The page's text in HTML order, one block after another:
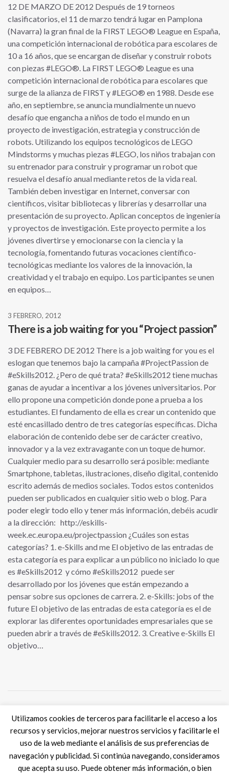
12 DE MARZO DE 2012 Después de 19 torneos
clasificatorios, el 11 de marzo tendrá lugar en Pamplona
(Navarra) la gran final de la FIRST LEGO® League en España,
una competición internacional de robótica para escolares de
10 a 16 años, que se encargan de diseñar y construir robots
con piezas #LEGO®. La FIRST LEGO® League es una
competición internacional de robótica para escolares que
surge de la alianza de FIRST y #LEGO® en 1988. Desde ese
año, en septiembre, se anuncia mundialmente un nuevo
desafío que engancha a niños de todo el mundo en un
proyecto de investigación, estrategia y construcción de
robots. Utilizando los equipos tecnológicos de LEGO
Mindstorms y muchas piezas #LEGO, los niños trabajan con
su entrenador para construir y programar un robot que
resuelva el desafío anual mediante retos de la vida real.
También deben investigar en Internet, conversar con
científicos, visitar bibliotecas y librerías y desarrollar una
presentación de su proyecto. Aplican conceptos de ingeniería
y proyectos de investigación. Este proyecto permite a los
jóvenes divertirse y emocionarse con la ciencia y la
tecnología, fomentando futuras vocaciones científico-
tecnológicas mediante los valores de la innovación, la
creatividad y el trabajo en equipo. Los participantes se unen
en equipos…
3 FEBRERO, 2012
There is a job waiting for you “Project passion”
3 DE FEBRERO DE 2012 There is a job waiting for you es el
eslogan que tenemos bajo la campaña #ProjectPassion de
#eSkills2012. ¿Pero de qué trata? #eSkills2012 tiene muchas
ganas de ayudar a incentivar a los jóvenes universitarios. Por
ello propone una competición donde pone a prueba a los
estudiantes. El fundamento de ella es crear un contenido que
esté encasillado dentro de tres categorías específicas. Dicha
elaboración de contenido debe ser de carácter creativo,
innovador y a la vez extravagante con un toque de humor.
Cualquier medio para su desarrollo será posible: mediante
Smartphone, tabletas, ilustraciones, diseño digital, contenido
escrito además de medios sociales. Todos estos contenidos
pueden ser publicados en cualquier sitio web o blog. Para
poder elegir todo ello y tener más información, debéis acudir
a la dirección: http://eskills-
week.ec.europa.eu/projectpassion ¿Cuáles son estas
categorías? 1. e-Skills and me El objetivo de las entradas de
esta categoría es para explicar a un público no iniciado lo que
es #eSkills2012 y cómo #eSkills2012 puede ser
desarrollado por los jóvenes que están empezando a
pensar sobre sus opciones de carrera. 2. e-Skills: jobs of the
future El objetivo de las entradas de esta categoría es el de
explorar las diferentes oportunidades empresariales que se
pueden abrir a través de #eSkills2012. 3. Creative e-Skills El
objetivo…
Tweets por @eSkills4Jobs
Utilizamos cookies de terceros para facilitarle el acceso a los
recursos y servicios, mejorar nuestros servicios y facilitarle el
uso de la web mediante el análisis de sus preferencias de
navegación y publicidad. Si continúa navegando, consideramos
que acepta su uso. Puede obtener más información, o bien